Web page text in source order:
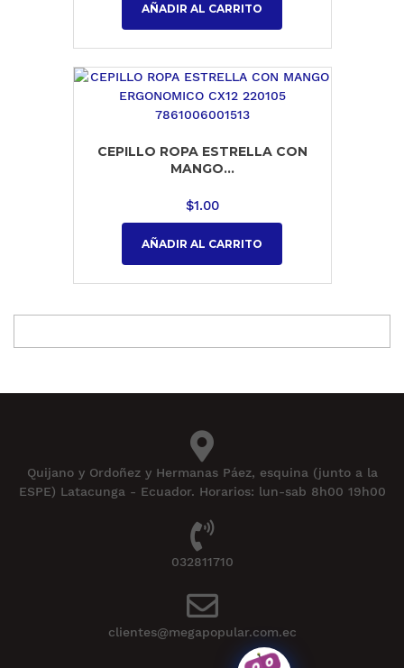
AÑADIR AL CARRITO
CEPILLO ROPA ESTRELLA CON
MANGO...
$1.00
AÑADIR AL CARRITO
Quijano y Ordoñez y Hermanas Páez, esquina (junto a la
ESPE) Latacunga - Ecuador. Horarios: lun-sab 8h00 19h00
032811710
clientes@megapopular.com.ec